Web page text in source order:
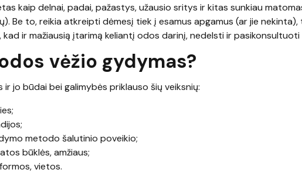
kaip delnai, padai, pažastys, užausio sritys ir kitas sunkiau
Be to, reikia atkreipti dėmesį tiek į esamus apgamus (ar jie
ir mažiausią įtarimą keliantį odos darinį, nedelsti ir
vėžio gydymas?
ir jo būdai bei galimybės priklauso šių veiksnių:
metodo šalutinio poveikio;
būklės, amžiaus;
vietos.